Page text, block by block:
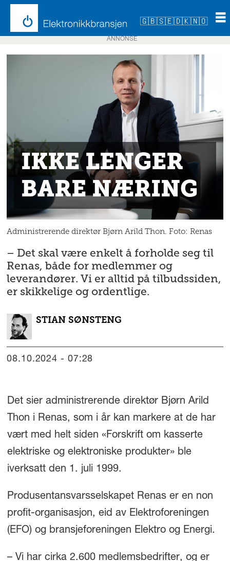
🇬🇧🇸🇪🇩🇰🇳🇴
ANNONSE
IKKE LENGER
BARE NÆRING
Administrerende direktør Bjørn Arild Thon. Foto: Renas
– Det skal være enkelt å forholde seg til
Renas, både for medlemmer og
leverandører. Vi er alltid på tilbudssiden,
er skikkelige og ordentlige.
STIAN SØNSTENG
08.10.2024 - 07:28
Det sier administrerende direktør Bjørn Arild
Thon i Renas, som i år kan markere at de har
vært med helt siden «Forskrift om kasserte
elektriske og elektroniske produkter» ble
iverksatt den 1. juli 1999.
Produsentansvarsselskapet Renas er en non
profit-organisasjon, eid av Elektroforeningen
(EFO) og bransjeforeningen Elektro og Energi.
– Vi har cirka 2.600 medlemsbedrifter, og er